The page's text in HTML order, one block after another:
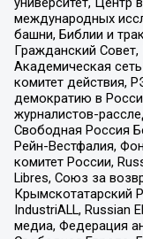
международных
башни, Библии и
Гражданский Совет,
Академическая
комитет действия,
демократию в
журналистов-
Свободная Россия
Рейн-Вестфалия,
комитет России,
Libres, Союз за
Крымскотатарский
IndustriALL, Russian
медиа, Федерация